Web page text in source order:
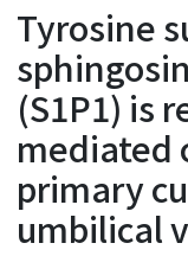
Statistics
Tyrosine
(S1P1) is
mediated
primary
umbilical